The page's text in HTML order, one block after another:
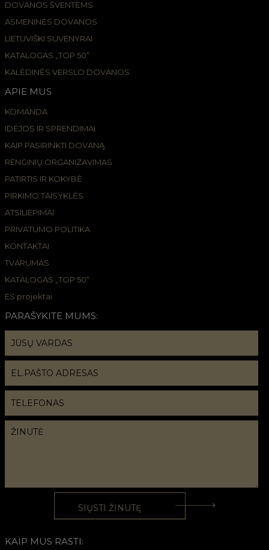
DOVANOS ŠVENTĖMS
ASMENINĖS DOVANOS
LIETUVIŠKI SUVENYRAI
KATALOGAS „TOP 50“
KALĖDINĖS VERSLO DOVANOS
APIE MUS
KOMANDA
IDĖJOS IR SPRENDIMAI
KAIP PASIRINKTI DOVANĄ
RENGINIŲ ORGANIZAVIMAS
PATIRTIS IR KOKYBĖ
PIRKIMO TAISYKLĖS
ATSILIEPIMAI
PRIVATUMO POLITIKA
KONTAKTAI
TVARUMAS
KATALOGAS „TOP 50“
ES projektai
PARAŠYKITE MUMS:
KAIP MUS RASTI: